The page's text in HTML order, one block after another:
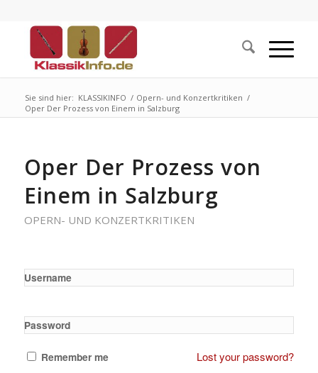
Sie sind hier: KLASSIKINFO / Opern- und Konzertkritiken /
Oper Der Prozess von Einem in Salzburg
Oper Der Prozess von
Einem in Salzburg
OPERN- UND KONZERTKRITIKEN
Username
Password
Remember me Lost your password?